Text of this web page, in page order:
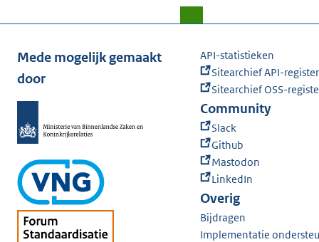
Mede mogelijk gemaakt
door
API-statistieken
Sitearchief API-register
Sitearchief OSS-
Community
Slack
Github
Mastodon
LinkedIn
Overig
Bijdragen
Implementatie